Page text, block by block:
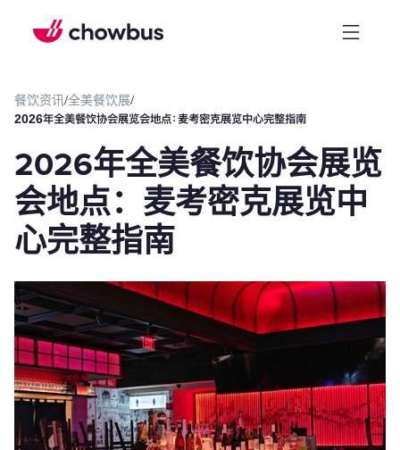
餐饮资讯/全美餐饮展/
2026年全美餐饮协会展览会地点：麦考密克展览中心完整指南
2026年全美餐饮协会展览
会地点：麦考密克展览中
心完整指南